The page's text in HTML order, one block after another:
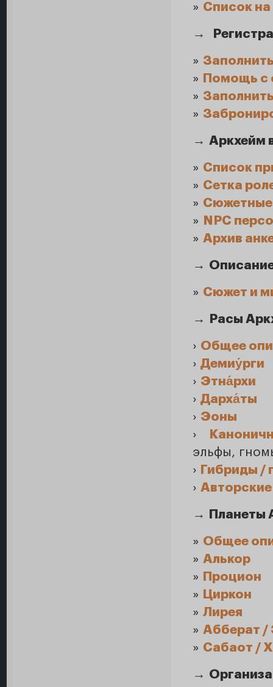
» Список
→
»
» Помощь с
»
»
→ Аркхейм
» Список
» Сетка
» Сюжетные
»
NPC
» Архив
→
» Сюжет и
→ Расы
› Общее
› Демиу́рги
› Этна́рхи
› Дарха́ты
› Эоны
›
эльфы,
› Гибриды /
›
→ Планеты
» Общее
» Алькор
» Процион
» Циркон
» Лирея
» Абберат /
» Сабаот /
→